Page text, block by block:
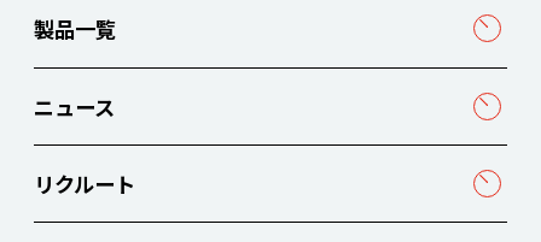
製品一覧
ニュース
リクルート